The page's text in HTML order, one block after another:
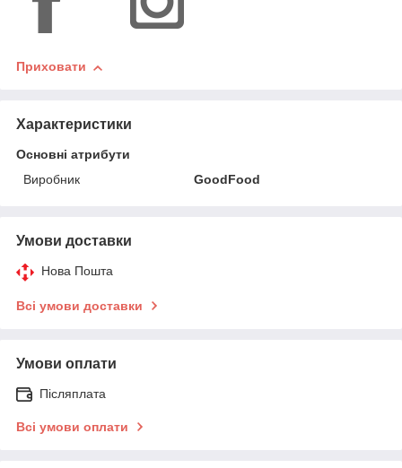
Приховати
Характеристики
Основні атрибути
Виробник
GoodFood
Умови доставки
Нова Пошта
Всі умови доставки
Умови оплати
Післяплата
Всі умови оплати